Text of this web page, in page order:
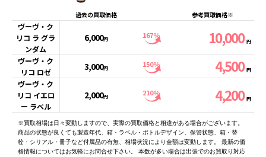
過去の買取価格 参考買取価格※
ヴーヴ・ク
リコ ラ グラ
ンダム
6,000円 167% 10,000 円
ヴーヴ・ク
リコ ロゼ
3,000円 150% 4,500 円
ヴーヴ・ク
リコ イエロ
ー ラベル
2,000円 210% 4,200 円
※買取相場は日々変動しますので、実際の買取価格と相違がある場合がございます。
商品の状態が良くても製造年代、箱・ラベル・ボトルデザイン、保管状態、箱・替
栓・シリアル・冊子など付属品の有無、相場状況により金額は変動します。 最新の価
格情報についてはお気軽にお問合せ下さい。 本数が多い場合は出張でのお買取り対応